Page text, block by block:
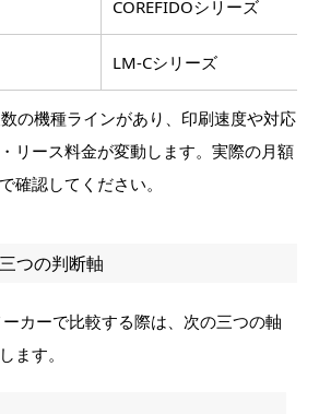
COREFIDOシリーズ
LM-Cシリーズ
の機種ラインがあり、印刷速度や対応
リース料金が変動します。実際の月額
確認してください。
つの判断軸
カーで比較する際は、次の三つの軸
ます。